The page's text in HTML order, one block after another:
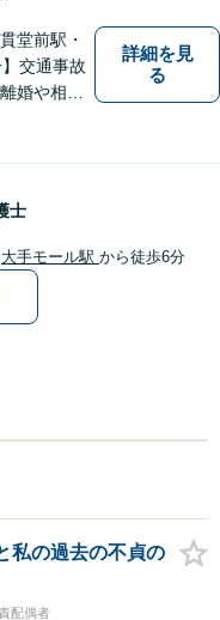
堂前駅・
交通事故
婚や相続
緒に最善
ません
籍】
詳細を見
る
士
大手モール駅 から徒歩6分
私の過去の不貞の
配偶者